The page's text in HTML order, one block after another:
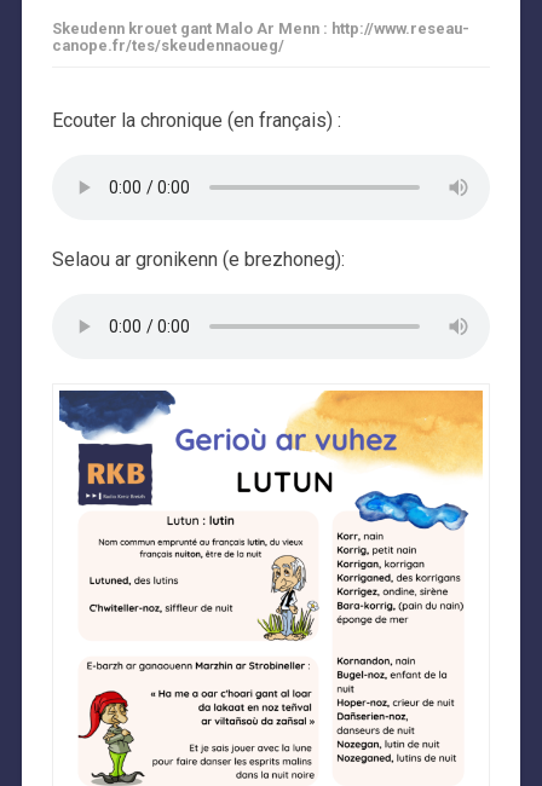
Skeudenn krouet gant Malo Ar Menn : http://www.reseau-
canope.fr/tes/skeudennaoueg/
Ecouter la chronique (en français) :
Selaou ar gronikenn (e brezhoneg):